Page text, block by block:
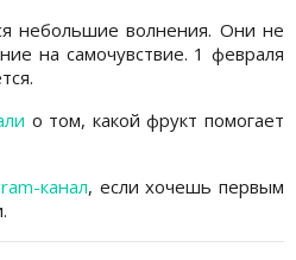
небольшие волнения. Они не
на самочувствие. 1 февраля
о том, какой фрукт помогает
канал, если хочешь первым